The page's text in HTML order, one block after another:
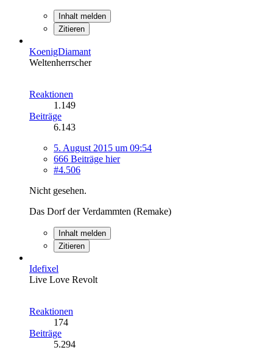
Inhalt melden
Zitieren
KoenigDiamant
Weltenherrscher
Reaktionen
1.149
Beiträge
6.143
5. August 2015 um 09:54
666 Beiträge hier
#4.506
Nicht gesehen.
Das Dorf der Verdammten (Remake)
Inhalt melden
Zitieren
Idefixel
Live Love Revolt
Reaktionen
174
Beiträge
5.294